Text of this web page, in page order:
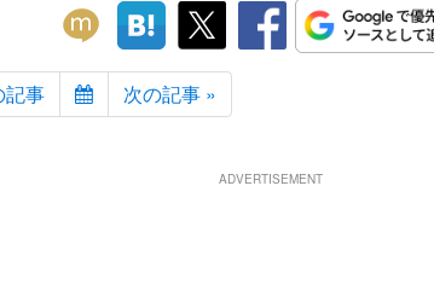
記事 次の記事 »
ADVERTISEMENT